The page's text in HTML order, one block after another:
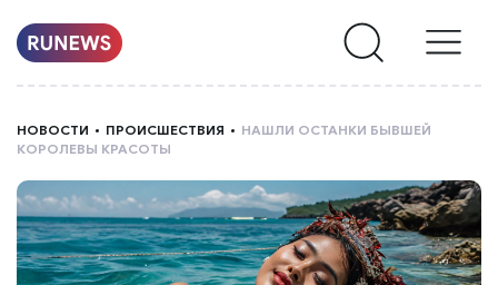
О
НАС
НОВОСТИ ПРОИСШЕСТВИЯ
НАШЛИ ОСТАНКИ БЫВШЕЙ
КОРОЛЕВЫ КРАСОТЫ